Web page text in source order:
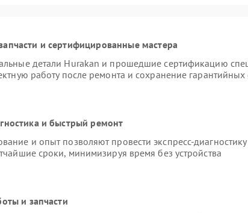
и сертифицированные мастера
детали Hurakan и прошедшие сертификацию
работу после ремонта и сохранение гарантийных
и быстрый ремонт
и опыт позволяют провести экспресс-диагностику
сроки, минимизируя время без устройства
и запчасти